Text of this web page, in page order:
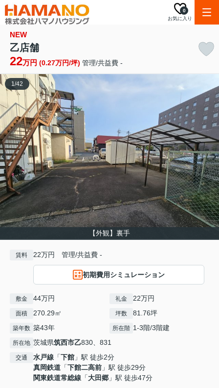
お気に入り
0
NEW
乙店舗
22万円 (0.27万円/坪) 管理/共益費 -
【外観】裏手
1/42
賃料 22万円 管理/共益費 -
初期費用シミュレーション
敷金 44万円 礼金 22万円
面積 270.29㎡ 坪数 81.76坪
築年数 築43年 所在階 1-3階/3階建
所在地 茨城県筑西市乙830、831
交通 水戸線 「下館 」駅 徒歩2分
真岡鉄道 「下館二高前 」駅 徒歩29分
関東鉄道常総線 「大田郷 」駅 徒歩47分